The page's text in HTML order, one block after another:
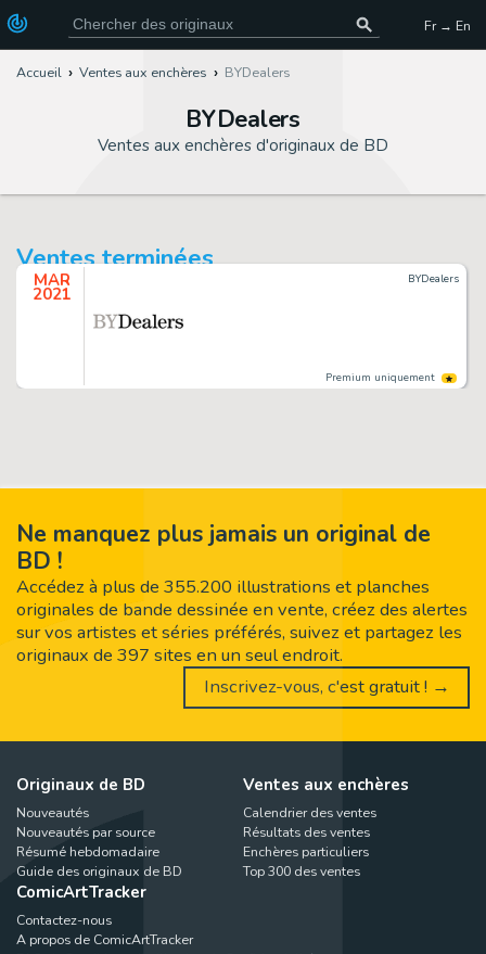
Fr → En
Accueil Ventes aux enchères BYDealers
BYDealers
Ventes aux enchères d'originaux de BD
Ventes terminées
MAR
2021
BYDealers
Premium uniquement
Ne manquez plus jamais un original de
BD !
Accédez à plus de 355.200 illustrations et planches
originales de bande dessinée en vente, créez des alertes
sur vos artistes et séries préférés, suivez et partagez les
originaux de 397 sites en un seul endroit.
Inscrivez-vous, c'est gratuit ! →
Originaux de BD
Nouveautés
Nouveautés par source
Résumé hebdomadaire
Guide des originaux de BD
Ventes aux enchères
Calendrier des ventes
Résultats des ventes
Enchères particuliers
Top 300 des ventes
ComicArtTracker
Contactez-nous
A propos de ComicArtTracker